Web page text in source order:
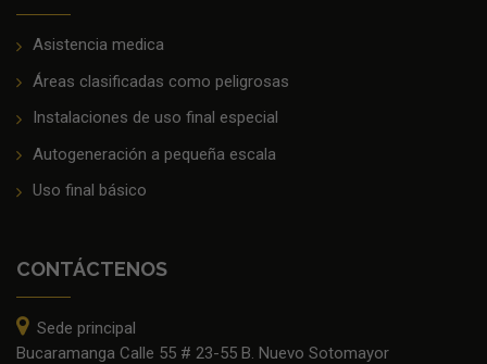
Asistencia medica
Áreas clasificadas como peligrosas
Instalaciones de uso final especial
Autogeneración a pequeña escala
Uso final básico
CONTÁCTENOS
Sede principal
Bucaramanga Calle 55 # 23-55 B. Nuevo Sotomayor